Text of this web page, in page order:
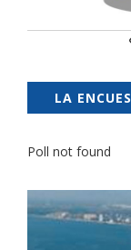
LA
Poll not found